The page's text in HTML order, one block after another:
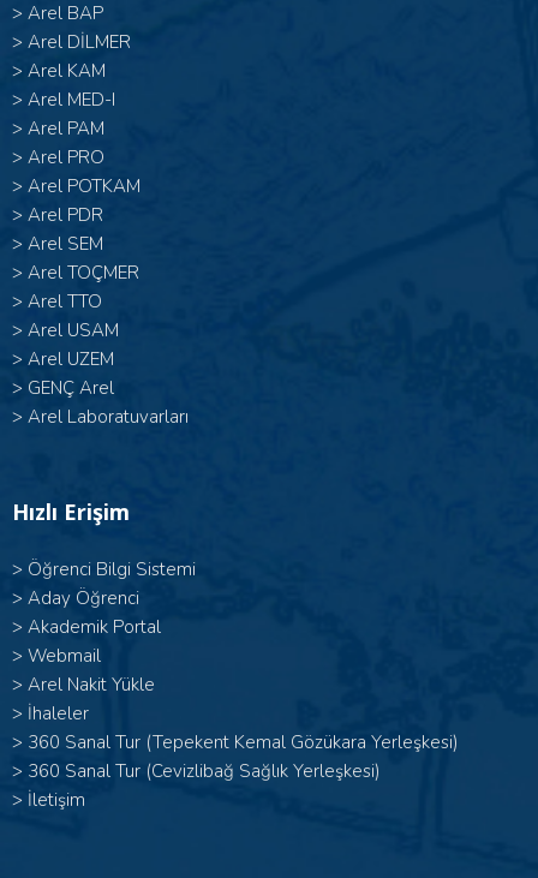
> Arel BAP
> Arel DİLMER
> Arel KAM
> Arel MED-I
> Arel PAM
> Arel PRO
> Arel POTKAM
> Arel PDR
> Arel SEM
> Arel TOÇMER
> Arel TTO
> Arel USAM
> Arel UZEM
> GENÇ Arel
> Arel Laboratuvarları
Hızlı Erişim
> Öğrenci Bilgi Sistemi
> Aday Öğrenci
> Akademik Portal
> Webmail
> Arel Nakit Yükle
> İhaleler
> 360 Sanal Tur (Tepekent Kemal Gözükara Yerleşkesi)
> 360 Sanal Tur (Cevizlibağ Sağlık Yerleşkesi)
> İletişim